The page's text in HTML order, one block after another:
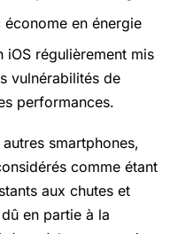
économe en énergie
iOS régulièrement mis
vulnérabilités de
performances.
smartphones,
comme étant
aux chutes et
en partie à la